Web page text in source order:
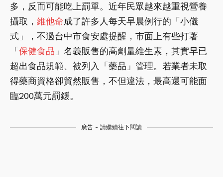
多，反而可能吃上罰單。近年民眾越來越重視營養
攝取， 維他命成了許多人每天早晨例行的「小儀
式」，不過台中市食安處提醒，市面上有些打著
「 保健食品 」名義販售的高劑量維生素，其實早已
超出食品規範、被列入「藥品」管理。若業者未取
得藥商資格卻貿然販售，不但違法，最高還可能面
臨200萬元罰鍰。
廣告 - 請繼續往下閱讀